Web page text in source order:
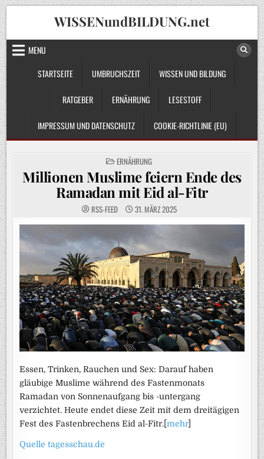
Skip
to
content
WISSENundBILDUNG.net
MENU
STARTSEITE
UMBRUCHSZEIT WISSEN UND BILDUNG
RATGEBER ERNÄHRUNG LESESTOFF
IMPRESSUM UND DATENSCHUTZ COOKIE-RICHTLINIE (EU)
POSTED
IN
ERNÄHRUNG
Millionen Muslime feiern Ende des
Ramadan mit Eid al-Fitr
RSS-FEED 31. MÄRZ 2025
Essen, Trinken, Rauchen und Sex: Darauf haben
gläubige Muslime während des Fastenmonats
Ramadan von Sonnenaufgang bis -untergang
verzichtet. Heute endet diese Zeit mit dem dreitägigen
Fest des Fastenbrechens Eid al-Fitr.[mehr]
Quelle tagesschau.de